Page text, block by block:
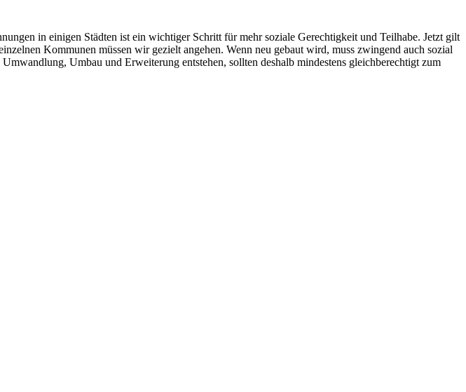
in einigen Städten ist ein wichtiger Schritt für mehr soziale Gerechtigkeit und Teilhabe. Jetzt gilt
Kommunen müssen wir gezielt angehen. Wenn neu gebaut wird, muss zwingend auch sozial
Umbau und Erweiterung entstehen, sollten deshalb mindestens gleichberechtigt zum